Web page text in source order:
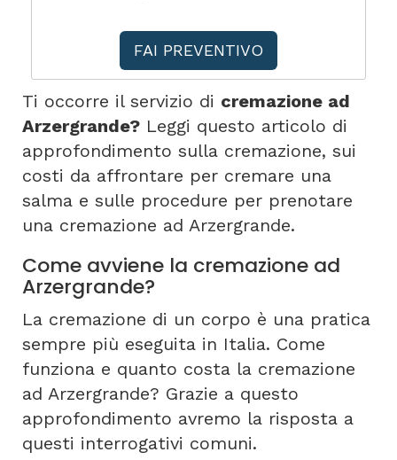
FAI PREVENTIVO
Ti occorre il servizio di cremazione ad
Arzergrande? Leggi questo articolo di
approfondimento sulla cremazione, sui
costi da affrontare per cremare una
salma e sulle procedure per prenotare
una cremazione ad Arzergrande.
Come avviene la cremazione ad
Arzergrande?
La cremazione di un corpo è una pratica
sempre più eseguita in Italia. Come
funziona e quanto costa la cremazione
ad Arzergrande? Grazie a questo
approfondimento avremo la risposta a
questi interrogativi comuni.